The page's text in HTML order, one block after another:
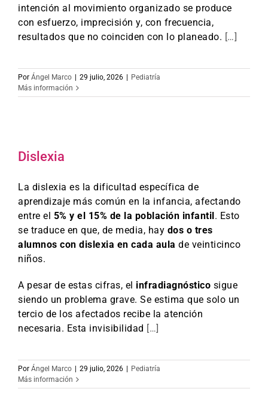
intención al movimiento organizado se produce
con esfuerzo, imprecisión y, con frecuencia,
resultados que no coinciden con lo planeado. […]
Por Ángel Marco 29 julio, 2026
Pediatría
Más información
Dislexia
La dislexia es la dificultad específica de
aprendizaje más común en la infancia, afectando
entre el 5% y el 15% de la población infantil. Esto
se traduce en que, de media, hay dos o tres
alumnos con dislexia en cada aula de veinticinco
niños.
A pesar de estas cifras, el infradiagnóstico sigue
siendo un problema grave. Se estima que solo un
tercio de los afectados recibe la atención
necesaria. Esta invisibilidad […]
Por Ángel Marco 29 julio, 2026
Pediatría
Más información